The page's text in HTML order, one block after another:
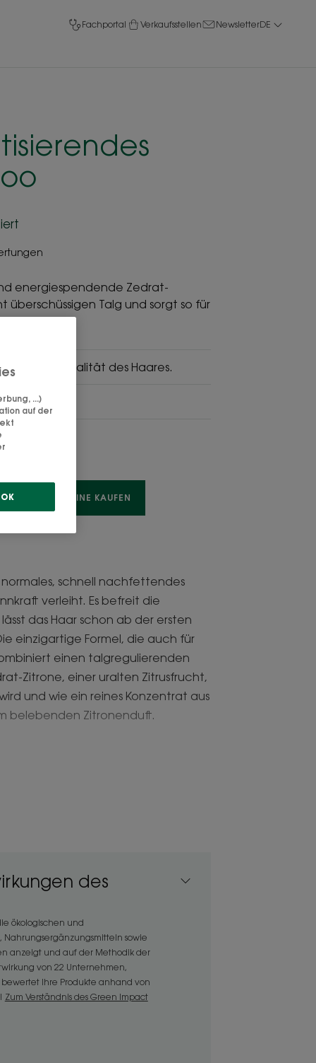
Fachportal Verkaufsstellen NewsletterDE
energiespendende Zedrat-
überschüssigen Talg und sorgt so für
und Vitalität des Haares.
klärend
ONLINE KAUFEN
schnell nachfettendes
verleiht. Es befreit die
das Haar schon ab der ersten
einzigartige Formel, die auch für
einen talgregulierenden
Zitrone, einer uralten Zitrusfrucht,
und wie ein reines Konzentrat aus
belebenden Zitronenduft.
für die häufige Anwendung
erfrischenden Zitronenduft.
Talg und reinigt die Kopfhaut
des
ökologischen und
Nahrungsergänzungsmitteln sowie
anzeigt und auf der Methodik der
von 22 Unternehmen,
Ihre Produkte anhand von
Zum Verständnis des Green Impact
...)
auf der
OK